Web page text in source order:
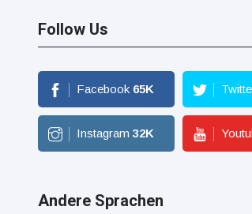
Follow Us
Facebook 65K
Instagram 32K
Andere Sprachen